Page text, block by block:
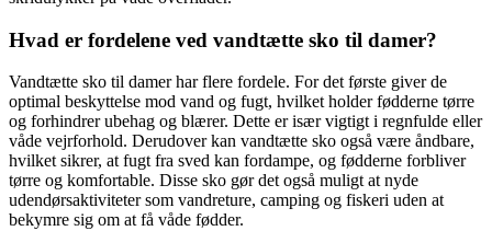
Hvad er fordelene ved vandtætte sko til damer?
Vandtætte sko til damer har flere fordele. For det første giver de
optimal beskyttelse mod vand og fugt, hvilket holder fødderne tørre
og forhindrer ubehag og blærer. Dette er især vigtigt i regnfulde eller
våde vejrforhold. Derudover kan vandtætte sko også være åndbare,
hvilket sikrer, at fugt fra sved kan fordampe, og fødderne forbliver
tørre og komfortable. Disse sko gør det også muligt at nyde
udendørsaktiviteter som vandreture, camping og fiskeri uden at
bekymre sig om at få våde fødder.